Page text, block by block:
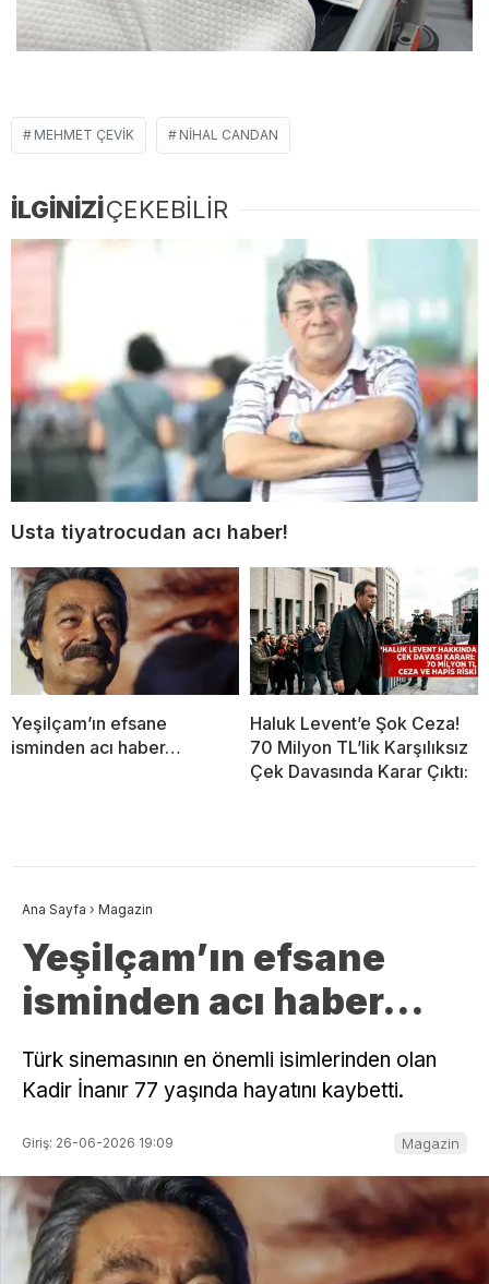
MEHMET ÇEVIK NIHAL CANDAN
İLGİNİZİÇEKEBİLİR
Usta tiyatrocudan acı haber!
Yeşilçam’ın efsane
isminden acı haber…
Haluk Levent’e Şok Ceza!
70 Milyon TL’lik Karşılıksız
Çek Davasında Karar Çıktı:
Ana Sayfa › Magazin
Yeşilçam’ın efsane
isminden acı haber…
Türk sinemasının en önemli isimlerinden olan
Kadir İnanır 77 yaşında hayatını kaybetti.
Giriş: 26-06-2026 19:09 Magazin